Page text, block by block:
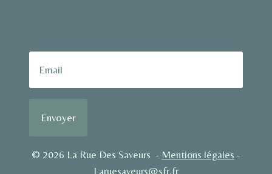
© 2026 La Rue Des Saveurs - Mentions légales -
Laruesaveurs@sfr.fr
Envoyer